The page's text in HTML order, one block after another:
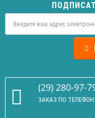
(29) 280-97-
ЗАКАЗ ПО